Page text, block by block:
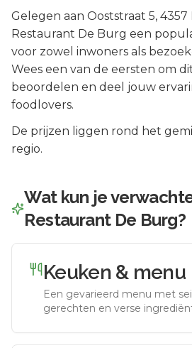
Gelegen aan Ooststraat 5, 4357
Restaurant De Burg een
voor zowel inwoners als
Wees een van de eersten om
beoordelen en deel jouw
foodlovers.
De prijzen liggen rond het
regio.
Wat kun je
Restaurant De Burg?
Keuken & menu
Een gevarieerd menu met
gerechten en verse